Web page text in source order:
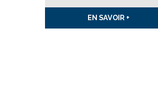
EN SAVOIR +